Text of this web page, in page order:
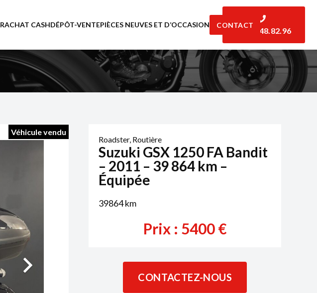
RACHAT CASHDÉPÔT-VENTEPIÈCES NEUVES ET D’OCCASION CONTACT
06.07.48.82.96
Véhicule vendu
Roadster, Routière
Suzuki GSX 1250 FA Bandit
– 2011 – 39 864 km –
Équipée
39864km
Prix : 5400€
CONTACTEZ-NOUS